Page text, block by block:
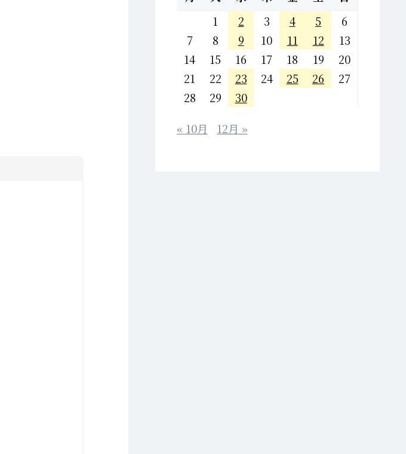
1
2 3 4 5
6
7
8 9 10 11 12
13
14
15 16 17 18 19
20
21
22 23 24 25 26
27
28
29
30
« 10月
12月 »